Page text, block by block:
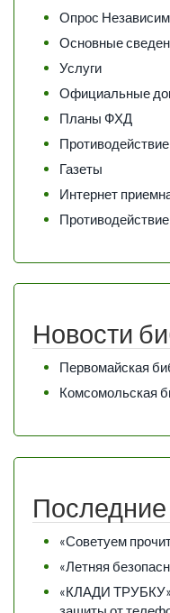
Опрос
Основные
Услуги
Официальные
Планы ФХД
Газеты
Интернет
Новости
Первомайская
Комсомольская
Последние
«Советуем
«Летняя
«КЛАДИ